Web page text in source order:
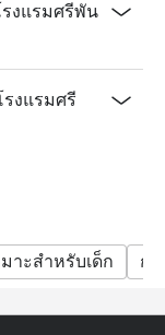
งแรมศรีพัน
งแรมศรี
มาะสำหรับเด็ก ก